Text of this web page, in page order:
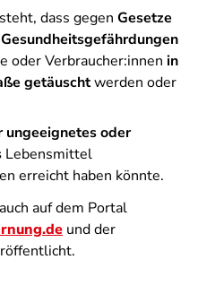
dass gegen Gesetze
oder Verbraucher:innen in
getäuschtwerden oder
ungeeignetes oder
Lebensmittel
erreicht haben könnte.
auf dem Portal
und der